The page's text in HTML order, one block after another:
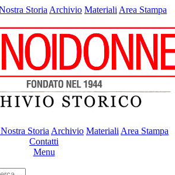
Storia Archivio Materiali Area Stampa
Storia Archivio Materiali Area Stampa
Contatti
Menu